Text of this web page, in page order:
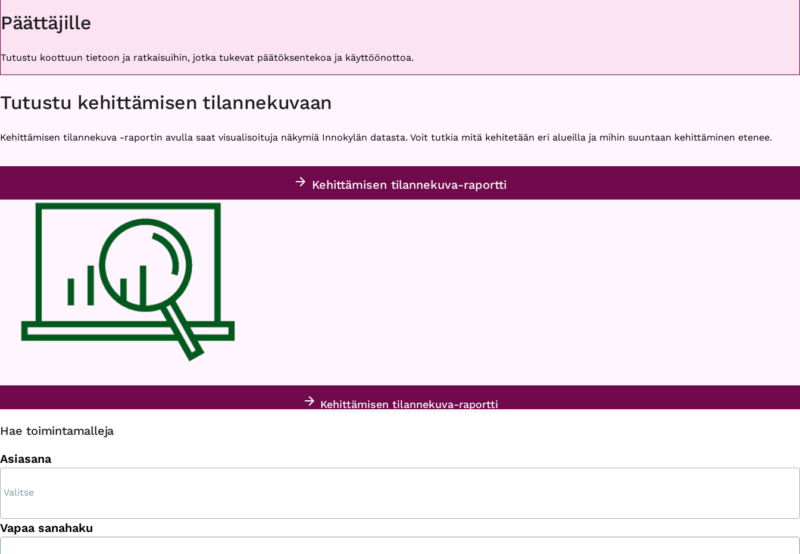
Päättäjille
Tutustu koottuun tietoon ja ratkaisuihin, jotka tukevat päätöksentekoa ja käyttöönottoa.
Tutustu kehittämisen tilannekuvaan
Kehittämisen tilannekuva -raportin avulla saat visualisoituja näkymiä Innokylän datasta. Voit tutkia mitä kehitetään eri alueilla ja mihin suuntaan kehittäminen etenee.
Kehittämisen tilannekuva-raportti
Kehittämisen tilannekuva-raportti
Hae toimintamalleja
Asiasana
Vapaa sanahaku